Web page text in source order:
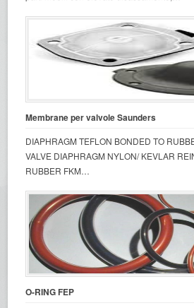
Membrane per valvole Saunders
DIAPHRAGM TEFLON BONDED TO
VALVE DIAPHRAGM NYLON/ KEVLAR
RUBBER FKM…
O-RING FEP